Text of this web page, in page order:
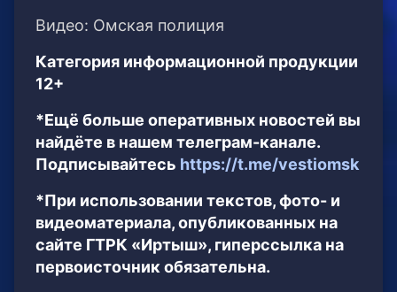
Видео: Омская полиция
Категория информационной продукции
12+
*Ещё больше оперативных новостей вы
найдёте в нашем телеграм-канале.
Подписывайтесь https://t.me/vestiomsk
*При использовании текстов, фото- и
видеоматериала, опубликованных на
сайте ГТРК «Иртыш», гиперссылка на
первоисточник обязательна.